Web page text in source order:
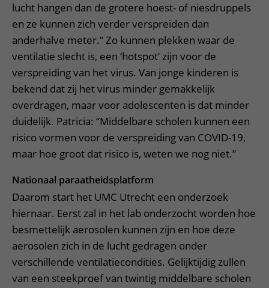
lucht hangen dan de grotere hoest- of niesdruppels
en ze kunnen zich verder verspreiden dan
anderhalve meter.” Zo kunnen plekken waar de
ventilatie slecht is, een ‘hotspot’ zijn voor de
verspreiding van het virus. Van jonge kinderen is
bekend dat zij het virus minder gemakkelijk
overdragen, maar voor adolescenten is dat minder
duidelijk. Patricia: “Middelbare scholen kunnen een
risico vormen voor de verspreiding van COVID-19,
maar hoe groot dat risico is, weten we nog niet.”
Nationaal paraatheidsplatform
Daarom start het UMC Utrecht een onderzoek
hiernaar. Eerst zal in het lab onderzocht worden hoe
besmettelijk aerosolen kunnen zijn en hoe deze
aerosolen zich in de lucht gedragen onder
verschillende ventilatiecondities. Gelijktijdig zullen
van een steekproef van twintig middelbare scholen